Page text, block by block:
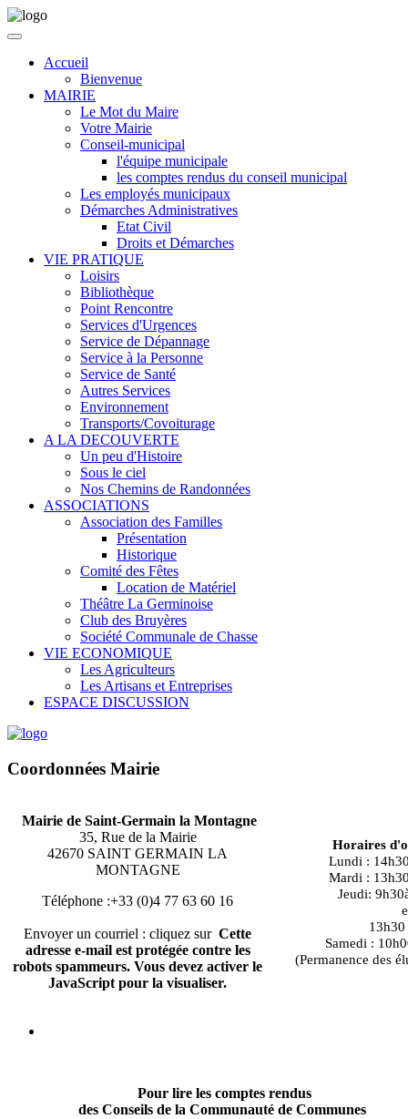
Accueil
Bienvenue
MAIRIE
Le Mot du Maire
Votre Mairie
Conseil-municipal
l'équipe municipale
les comptes rendus du conseil municipal
Les employés municipaux
Démarches Administratives
Etat Civil
Droits et Démarches
VIE PRATIQUE
Loisirs
Bibliothèque
Point Rencontre
Services d'Urgences
Service de Dépannage
Service à la Personne
Service de Santé
Autres Services
Environnement
Transports/Covoiturage
A LA DECOUVERTE
Un peu d'Histoire
Sous le ciel
Nos Chemins de Randonnées
ASSOCIATIONS
Association des Familles
Présentation
Historique
Comité des Fêtes
Location de Matériel
Théâtre La Germinoise
Club des Bruyères
Société Communale de Chasse
VIE ECONOMIQUE
Les Agriculteurs
Les Artisans et Entreprises
ESPACE DISCUSSION
Coordonnées Mairie
Mairie de Saint-Germain la Montagne
35, Rue de la Mairie
42670 SAINT GERMAIN LA
MONTAGNE
Téléphone :+33 (0)4 77 63 60 16
Envoyer un courriel : cliquez sur Cette
adresse e-mail est protégée contre les
robots spammeurs. Vous devez activer le
JavaScript pour la visualiser.
Horaires
Lundi :
Mardi :
Jeudi:
13h30 à
Samedi :
(Permanence des
Pour lire les comptes rendus
des Conseils de la Communauté de Communes